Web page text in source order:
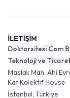
İLETİŞİM
Doktorsitesi Com
Teknoloji ve
Maslak Mah. Ahi
Kat Kolektif House
İstanbul, Türkiye